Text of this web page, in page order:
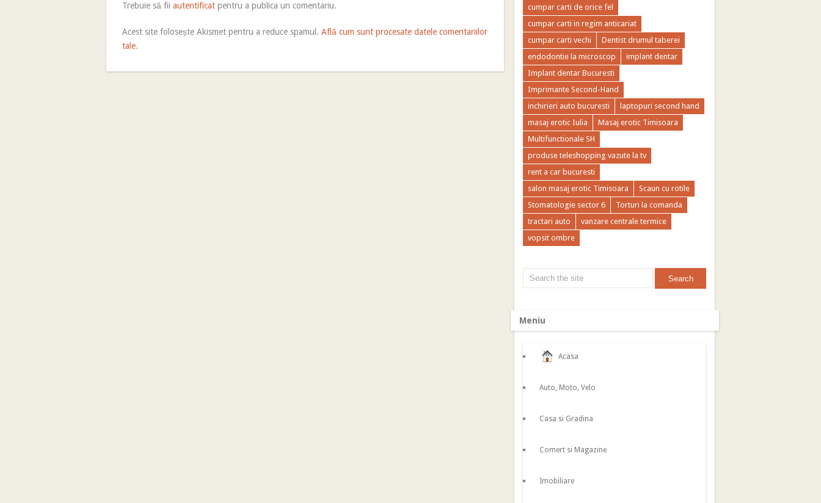
Trebuie să fiiautentificat pentru a publica un comentariu.
Acest site folosește Akismet pentru a reduce spamul.Află cum sunt procesate datele comentariilor
tale.
cumpar carti de orice fel
cumpar carti in regim anticariat
cumpar carti vechi
Dentist drumul taberei
endodontie la microscop
implant dentar
Implant dentar Bucuresti
Imprimante Second-Hand
inchirieri auto bucuresti
laptopuri second hand
masaj erotic Iulia
Masaj erotic Timisoara
Multifunctionale SH
produse teleshopping vazute la tv
rent a car bucuresti
salon masaj erotic Timisoara
Scaun cu rotile
Stomatologie sector 6
Torturi la comanda
tractari auto
vanzare centrale termice
vopsit ombre
Meniu
Acasa
Auto, Moto, Velo
Casa si Gradina
Comert si Magazine
Imobiliare